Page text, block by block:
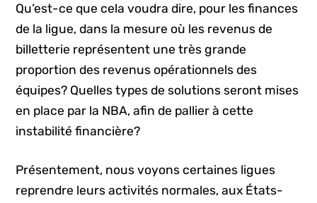
Qu’est-ce que cela voudra dire, pour les finances
de la ligue, dans la mesure où les revenus de
billetterie représentent une très grande
proportion des revenus opérationnels des
équipes? Quelles types de solutions seront mises
en place par la NBA, afin de pallier à cette
instabilité financière?
Présentement, nous voyons certaines ligues
reprendre leurs activités normales, aux États-